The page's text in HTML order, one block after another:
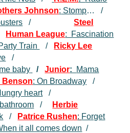
Johnson: Stomp… /
/Steel
Human League: Fascination
Train /
Ricky Lee
/
baby / Junior: Mama
Benson: On Broadway /
heart/
/
Herbie
/ Patrice Rushen: Forget
it all comes down /